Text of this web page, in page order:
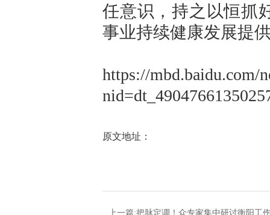
任意识，持之以恒抓
事业持续健康发展提
https://mbd.baidu.com/
原文地址：
上一篇:把脉定调！众专家集中研讨衡阳工